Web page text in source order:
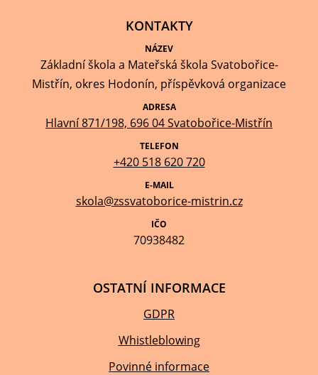
KONTAKTY
NÁZEV
Základní škola a Mateřská škola Svatobořice-
Mistřín, okres Hodonín, příspěvková organizace
ADRESA
Hlavní 871/198, 696 04 Svatobořice-Mistřín
TELEFON
+420 518 620 720
E-MAIL
skola@zssvatoborice-mistrin.cz
IČO
70938482
OSTATNÍ INFORMACE
GDPR
Whistleblowing
Povinné informace